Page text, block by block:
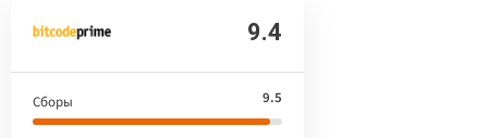
9.4
Сборы 9.5